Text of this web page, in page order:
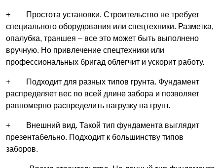
+ Простота установки. Строительство не требует
специального оборудования или спецтехники. Разметка,
опалубка, траншея – все это может быть выполнено
вручную. Но привлечение спецтехники или
профессиональных бригад облегчит и ускорит работу.
+ Подходит для разных типов грунта. Фундамент
распределяет вес по всей длине забора и позволяет
равномерно распределить нагрузку на грунт.
+ Внешний вид. Такой тип фундамента выглядит
презентабельно. Подходит к большинству типов
заборов.